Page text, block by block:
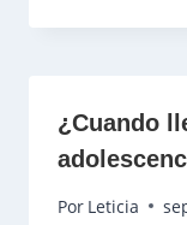
¿Cuando
Por Leticia